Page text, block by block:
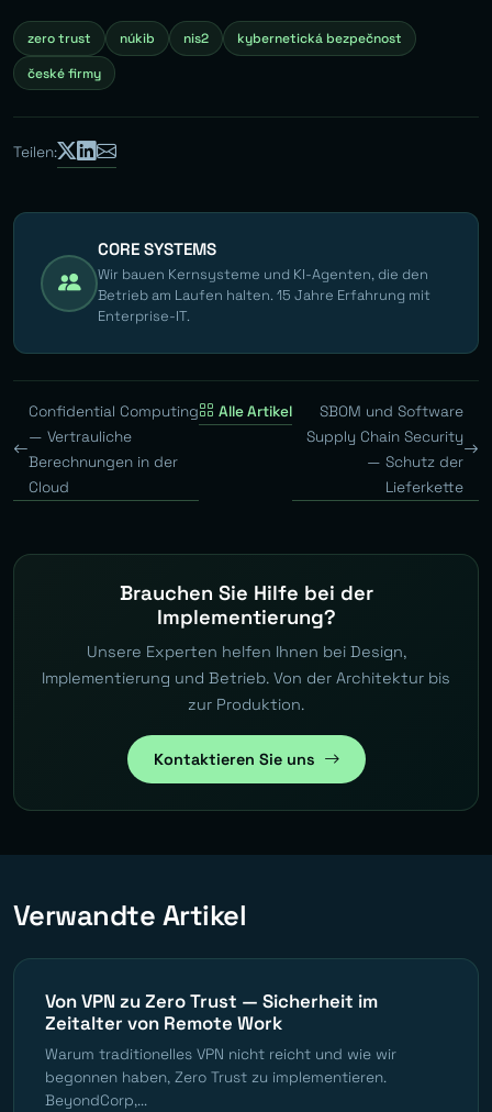
zero trust núkib nis2
kybernetická bezpečnost
české firmy
Teilen:
CORE SYSTEMS
Wir bauen Kernsysteme und KI-Agenten, die den
Betrieb am Laufen halten. 15 Jahre Erfahrung mit
Enterprise-IT.
Confidential Computing
— Vertrauliche
Berechnungen in der
Cloud
Alle Artikel
SBOM und Software
Supply Chain Security
— Schutz der
Lieferkette
Brauchen Sie Hilfe bei der
Implementierung?
Unsere Experten helfen Ihnen bei Design,
Implementierung und Betrieb. Von der Architektur bis
zur Produktion.
Kontaktieren Sie uns
Verwandte Artikel
Von VPN zu Zero Trust — Sicherheit im
Zeitalter von Remote Work
Warum traditionelles VPN nicht reicht und wie wir
begonnen haben, Zero Trust zu implementieren.
BeyondCorp,...